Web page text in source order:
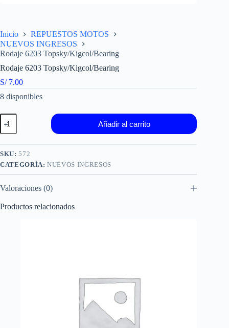
Inicio
REPUESTOS MOTOS
NUEVOS INGRESOS
Rodaje 6203 Topsky/Kigcol/Bearing
Rodaje 6203 Topsky/Kigcol/Bearing
S/7.00
8 disponibles
Rodaje
6203
Topsky/Kigcol/Bearing
cantidad
Añadir al carrito
SKU:572
CATEGORÍA:NUEVOS INGRESOS
Valoraciones (0)
Productos relacionados